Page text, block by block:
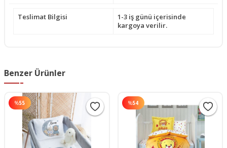
Teslimat Bilgisi
1-3 iş günü içerisinde
kargoya verilir.
Benzer Ürünler
%55 %54